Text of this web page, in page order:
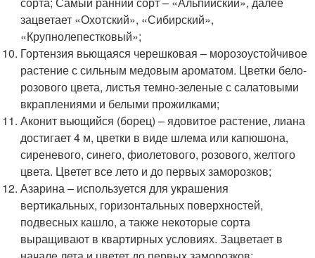
зацветает «Охотский», «Сибирский»,
«Крупнолепестковый»;
Гортензия вьющаяся черешковая – морозоустойчивое
растение с сильным медовым ароматом. Цветки бело-
розового цвета, листья темно-зеленые с салатовыми
вкраплениями и белыми прожилками;
Аконит вьющийся (борец) – ядовитое растение, лиана
достигает 4 м, цветки в виде шлема или капюшона,
сиреневого, синего, фиолетового, розового, желтого
цвета. Цветет все лето и до первых заморозков;
Азарина – используется для украшения
вертикальных, горизонтальных поверхностей,
подвесных кашло, а также некоторые сорта
выращивают в квартирных условиях. Зацветает в